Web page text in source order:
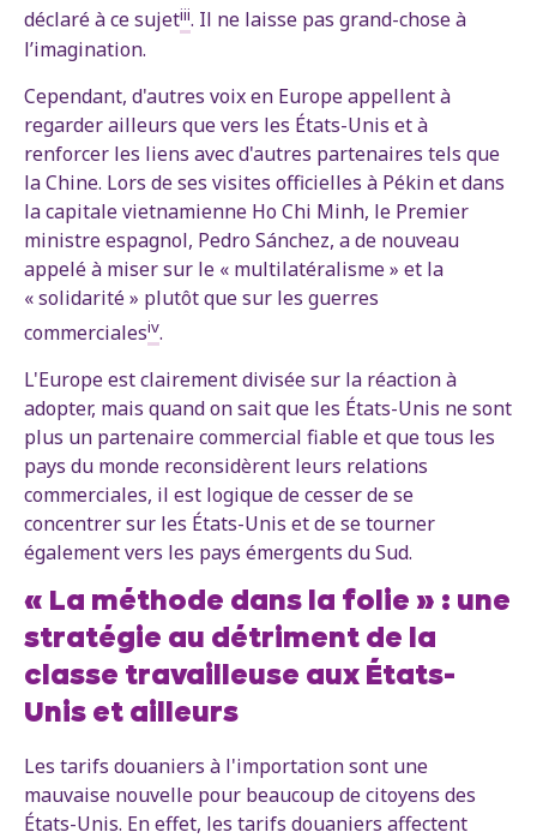
déclaré à ce sujetiii. Il ne laisse pas grand-chose à
l’imagination.
Cependant, d'autres voix en Europe appellent à
regarder ailleurs que vers les États-Unis et à
renforcer les liens avec d'autres partenaires tels que
la Chine. Lors de ses visites officielles à Pékin et dans
la capitale vietnamienne Ho Chi Minh, le Premier
ministre espagnol, Pedro Sánchez, a de nouveau
appelé à miser sur le « multilatéralisme » et la
« solidarité » plutôt que sur les guerres
commercialesiv.
L'Europe est clairement divisée sur la réaction à
adopter, mais quand on sait que les États-Unis ne sont
plus un partenaire commercial fiable et que tous les
pays du monde reconsidèrent leurs relations
commerciales, il est logique de cesser de se
concentrer sur les États-Unis et de se tourner
également vers les pays émergents du Sud.
« La méthode dans la folie » : une
stratégie au détriment de la
classe travailleuse aux États-
Unis et ailleurs
Les tarifs douaniers à l'importation sont une
mauvaise nouvelle pour beaucoup de citoyens des
États-Unis. En effet, les tarifs douaniers affectent